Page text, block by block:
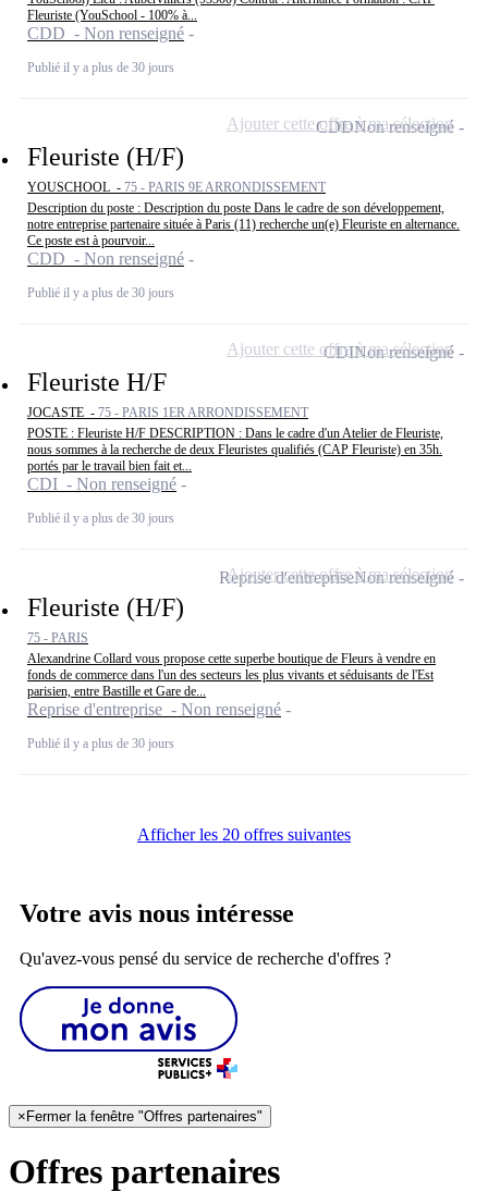
Fleuriste (YouSchool - 100% à...
CDD - Non renseigné
Publié il y a plus de 30 jours
Fleuriste (H/F)
YOUSCHOOL - 75 - PARIS 9E ARRONDISSEMENT
Description du poste : Description du poste Dans le cadre de son développement,
notre entreprise partenaire située à Paris (11) recherche un(e) Fleuriste en alternance.
Ce poste est à pourvoir...
CDD - Non renseigné
Publié il y a plus de 30 jours
CDDNon renseigné
Ajouter cette offre à ma sélection
Fleuriste H/F
JOCASTE - 75 - PARIS 1ER ARRONDISSEMENT
POSTE : Fleuriste H/F DESCRIPTION : Dans le cadre d'un Atelier de Fleuriste,
nous sommes à la recherche de deux Fleuristes qualifiés (CAP Fleuriste) en 35h.
portés par le travail bien fait et...
CDI - Non renseigné
Publié il y a plus de 30 jours
CDINon renseigné
Ajouter cette offre à ma sélection
Fleuriste (H/F)
75 - PARIS
Alexandrine Collard vous propose cette superbe boutique de Fleurs à vendre en
fonds de commerce dans l'un des secteurs les plus vivants et séduisants de l'Est
parisien, entre Bastille et Gare de...
Reprise d'entreprise - Non renseigné
Publié il y a plus de 30 jours
Reprise d'entrepriseNon renseigné
Ajouter cette offre à ma sélection
Afficher les 20 offres suivantes
Votre avis nous intéresse
Qu'avez-vous pensé du service de recherche d'offres ?
× Fermer la fenêtre "Offres partenaires"
Offres partenaires